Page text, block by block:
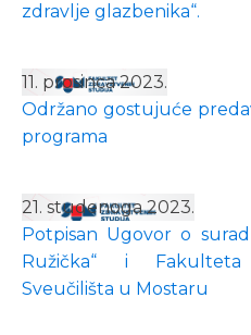
zdravlje glazbenika“.
11. prosinca 2023.
Održano gostujuće
programa
21. studenoga 2023.
Potpisan Ugovor o
Ružička“ i
Sveučilišta u Mostaru